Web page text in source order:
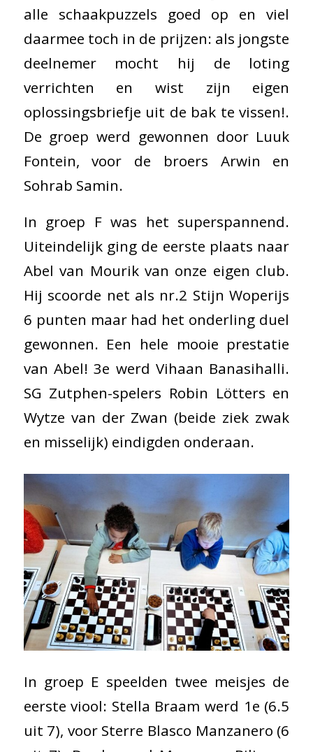
alle schaakpuzzels goed op en viel
daarmee toch in de prijzen: als jongste
deelnemer mocht hij de loting
verrichten en wist zijn eigen
oplossingsbriefje uit de bak te vissen!.
De groep werd gewonnen door Luuk
Fontein, voor de broers Arwin en
Sohrab Samin.
In groep F was het superspannend.
Uiteindelijk ging de eerste plaats naar
Abel van Mourik van onze eigen club.
Hij scoorde net als nr.2 Stijn Woperijs
6 punten maar had het onderling duel
gewonnen. Een hele mooie prestatie
van Abel! 3e werd Vihaan Banasihalli.
SG Zutphen-spelers Robin Lötters en
Wytze van der Zwan (beide ziek zwak
en misselijk) eindigden onderaan.
In groep E speelden twee meisjes de
eerste viool: Stella Braam werd 1e (6.5
uit 7), voor Sterre Blasco Manzanero (6